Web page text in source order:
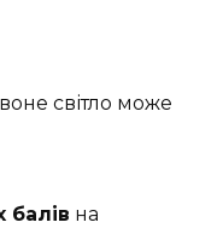
світло може
на